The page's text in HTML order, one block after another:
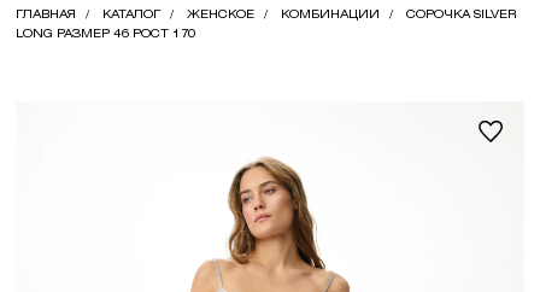
ГЛАВНАЯ КАТАЛОГ ЖЕНСКОЕ КОМБИНАЦИИ
СОРОЧКА SILVER
LONG РАЗМЕР 46 РОСТ 170